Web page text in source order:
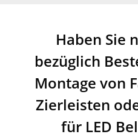
Haben Sie
bezüglich
Montage von
Zierleisten
für LED